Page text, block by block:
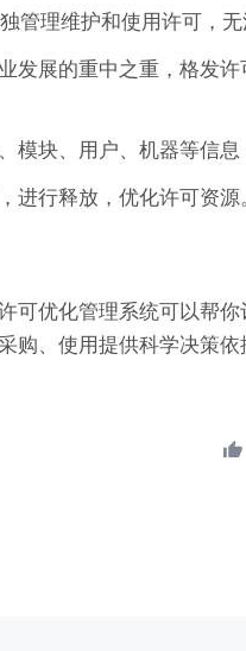
管理维护和使用许可，
发展的重中之重，格发
模块、用户、机器等信
进行释放，优化许可资
可优化管理系统可以帮
购、使用提供科学决策